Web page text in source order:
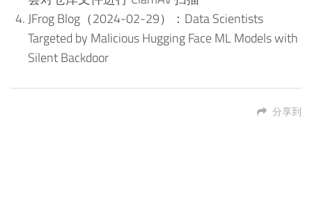
JFrog Blog（2024-02-29）：Data Scientists
Targeted by Malicious Hugging Face ML Models with
Silent Backdoor
分享到